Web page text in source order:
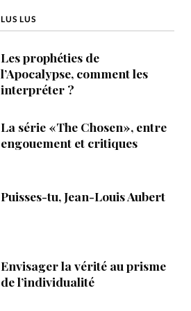
LUS
Les prophéties de
l’Apocalypse, comment les
interpréter ?
La série «The Chosen», entre
engouement et critiques
Puisses-tu, Jean-Louis Aubert
Envisager la vérité au prisme
de l’individualité